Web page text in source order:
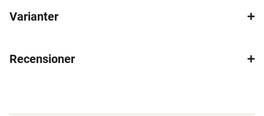
Varianter
Recensioner